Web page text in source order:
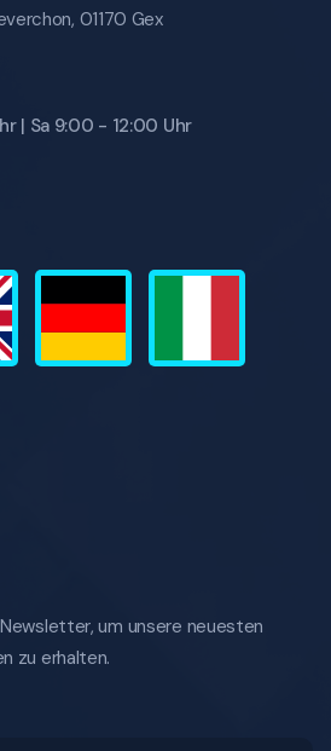
01170 Gex
| Sa 9:00 - 12:00 Uhr
um unsere neuesten
zu erhalten.